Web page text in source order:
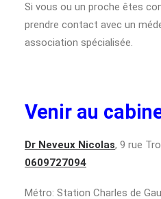
Si vous ou un proche êtes
prendre contact avec un
association spécialisée.
Venir au
Dr Neveux Nicolas, 9 rue
0609727094
Métro: Station Charles de